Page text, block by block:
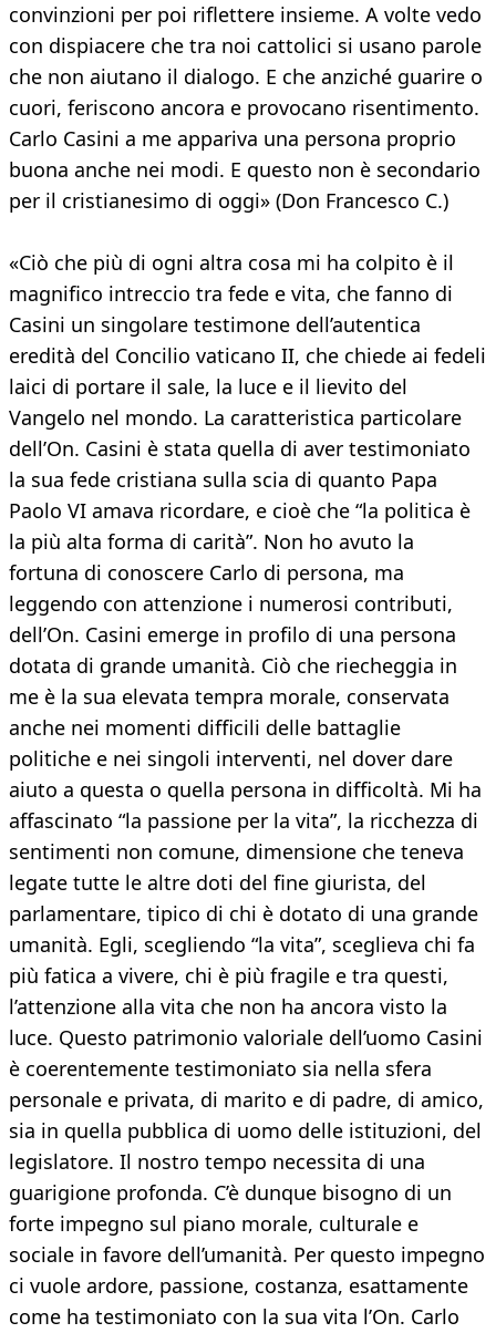
convinzioni per poi riflettere insieme. A volte vedo
con dispiacere che tra noi cattolici si usano parole
che non aiutano il dialogo. E che anziché guarire o
cuori, feriscono ancora e provocano risentimento.
Carlo Casini a me appariva una persona proprio
buona anche nei modi. E questo non è secondario
per il cristianesimo di oggi» (Don Francesco C.)
«Ciò che più di ogni altra cosa mi ha colpito è il
magnifico intreccio tra fede e vita, che fanno di
Casini un singolare testimone dell’autentica
eredità del Concilio vaticano II, che chiede ai fedeli
laici di portare il sale, la luce e il lievito del
Vangelo nel mondo. La caratteristica particolare
dell’On. Casini è stata quella di aver testimoniato
la sua fede cristiana sulla scia di quanto Papa
Paolo VI amava ricordare, e cioè che “la politica è
la più alta forma di carità”. Non ho avuto la
fortuna di conoscere Carlo di persona, ma
leggendo con attenzione i numerosi contributi,
dell’On. Casini emerge in profilo di una persona
dotata di grande umanità. Ciò che riecheggia in
me è la sua elevata tempra morale, conservata
anche nei momenti difficili delle battaglie
politiche e nei singoli interventi, nel dover dare
aiuto a questa o quella persona in difficoltà. Mi ha
affascinato “la passione per la vita”, la ricchezza di
sentimenti non comune, dimensione che teneva
legate tutte le altre doti del fine giurista, del
parlamentare, tipico di chi è dotato di una grande
umanità. Egli, scegliendo “la vita”, sceglieva chi fa
più fatica a vivere, chi è più fragile e tra questi,
l’attenzione alla vita che non ha ancora visto la
luce. Questo patrimonio valoriale dell’uomo Casini
è coerentemente testimoniato sia nella sfera
personale e privata, di marito e di padre, di amico,
sia in quella pubblica di uomo delle istituzioni, del
legislatore. Il nostro tempo necessita di una
guarigione profonda. C’è dunque bisogno di un
forte impegno sul piano morale, culturale e
sociale in favore dell’umanità. Per questo impegno
ci vuole ardore, passione, costanza, esattamente
come ha testimoniato con la sua vita l’On. Carlo